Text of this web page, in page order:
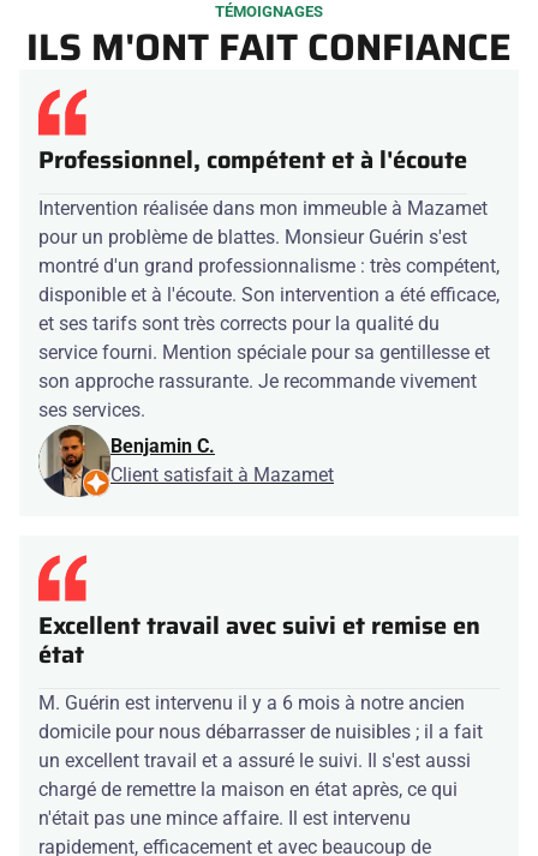
TÉMOIGNAGES
ILS M'ONT FAIT CONFIANCE
Professionnel, compétent et à l'écoute
Intervention réalisée dans mon immeuble à Mazamet
pour un problème de blattes. Monsieur Guérin s'est
montré d'un grand professionnalisme : très compétent,
disponible et à l'écoute. Son intervention a été efficace,
et ses tarifs sont très corrects pour la qualité du
service fourni. Mention spéciale pour sa gentillesse et
son approche rassurante. Je recommande vivement
ses services.
Benjamin C.
Client satisfait à Mazamet
Excellent travail avec suivi et remise en
état
M. Guérin est intervenu il y a 6 mois à notre ancien
domicile pour nous débarrasser de nuisibles ; il a fait
un excellent travail et a assuré le suivi. Il s'est aussi
chargé de remettre la maison en état après, ce qui
n'était pas une mince affaire. Il est intervenu
rapidement, efficacement et avec beaucoup de